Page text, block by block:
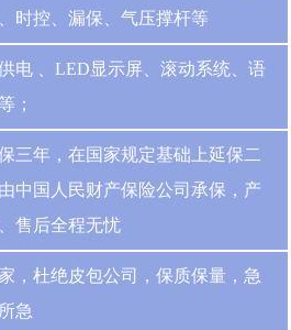
时控、漏保、气压撑杆等
电 、LED显示屏、滚动系统、语
；
三年，在国家规定基础上延保二
中国人民财产保险公司承保，产
售后全程无忧
，杜绝皮包公司，保质保量，急
急